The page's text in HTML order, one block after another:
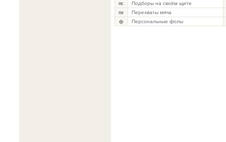
пс
Подборы на своём щите
пх
Перехваты мяча
ф
Персональные фолы